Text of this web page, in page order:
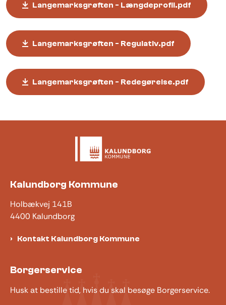
Langemarksgrøften - Længdeprofil.pdf
Langemarksgrøften - Regulativ.pdf
Langemarksgrøften - Redegørelse.pdf
Kalundborg Kommune
Holbækvej 141B
4400 Kalundborg
Kontakt Kalundborg Kommune
Borgerservice
Husk at bestille tid, hvis du skal besøge Borgerservice.